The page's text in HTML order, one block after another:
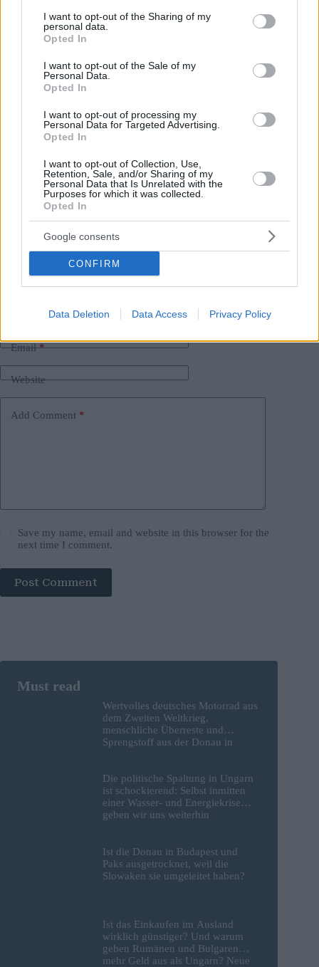
not limited to your visit or usage behaviour. You may click to
grant or deny consent to Google and its third-party tags to
use your data for below specified purposes in below Google
consent section.
I want to opt-out of the Sharing of my
personal data.
Opted In
I want to opt-out of the Sale of my
Personal Data.
Opted In
I want to opt-out of processing my
Personal Data for Targeted Advertising.
Opted In
I want to opt-out of Collection, Use,
Retention, Sale, and/or Sharing of my
Personal Data that Is Unrelated with the
Purposes for which it was collected.
Opted In
Google consents
CONFIRM
Data Deletion Data Access Privacy Policy
eine Rolle für die Leistung des Forint gegenüber den
wichtigsten Währungen spielen.
Der ungarische Forint setzt seinen freien Fall fort und
steht gegenüber USD vor einem Zweijahrestief
Grimmige Prognosen für die ungarische Wirtschaft im
Jahr 2025: Inflation und Wechselkurs EUR/HUF 420
Your email address will not be published.
Email*
Website
Add Comment *
Save my name, email and website in this browser for the
next time I comment.
Post Comment
Wertvolles deutsches Motorrad aus
dem Zweiten Weltkrieg,
menschliche Überreste und
Sprengstoff aus der Donau in
Die politische Spaltung in Ungarn
ist schockierend: Selbst inmitten
einer Wasser- und Energiekrise
geben wir uns weiterhin
Ist die Donau in Budapest und
Paks ausgetrocknet, weil die
Slowaken sie umgeleitet haben?
Ist das Einkaufen im Ausland
wirklich günstiger? Und warum
geben Rumänen und Bulgaren
mehr Geld aus als Ungarn? Neue